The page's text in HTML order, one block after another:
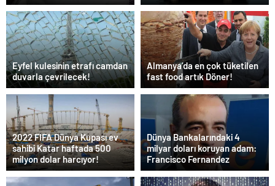
Eyfel kulesinin etrafı camdan
duvarla çevrilecek!
Almanya’da en çok tüketilen
fast food artık Döner!
2022 FIFA Dünya Kupası ev
sahibi Katar haftada 500
milyon dolar harcıyor!
Dünya Bankalarındaki 4
milyar doları koruyan adam:
Francisco Fernandez